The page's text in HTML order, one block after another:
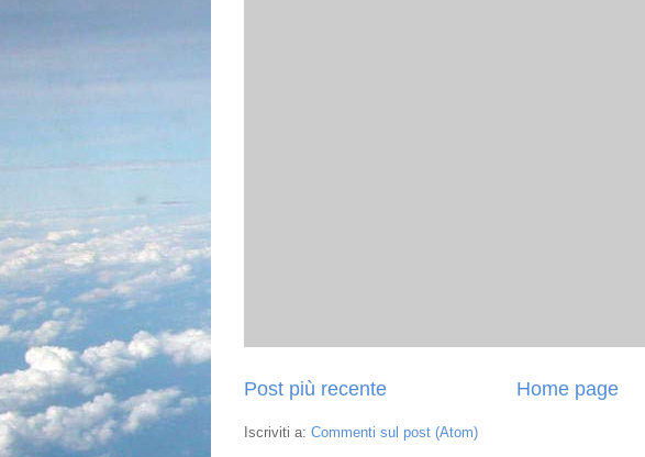
Post più recente Home page
Iscriviti a: Commenti sul post (Atom)